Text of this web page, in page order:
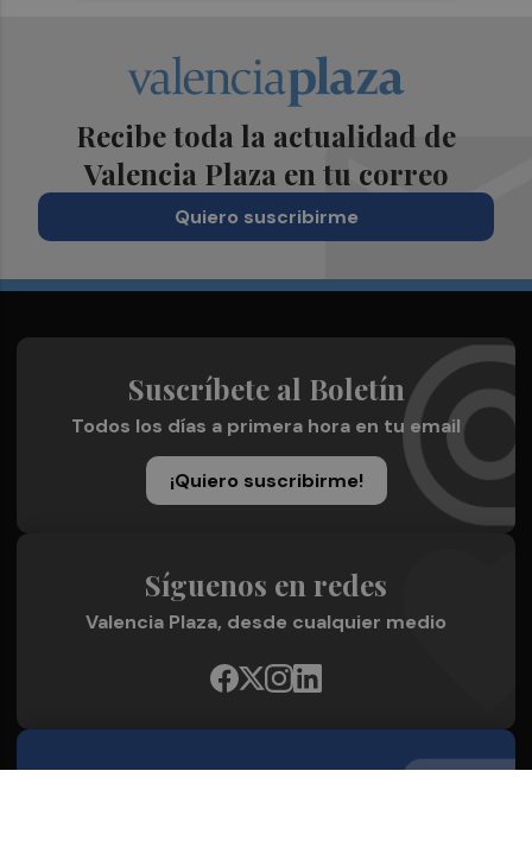
Recibe toda la actualidad de
Valencia Plaza en tu correo
Quiero suscribirme
Suscríbete al Boletín
Todos los días a primera hora en tu email
¡Quiero suscribirme!
Síguenos en redes
Valencia Plaza, desde cualquier medio
Quienes Somos